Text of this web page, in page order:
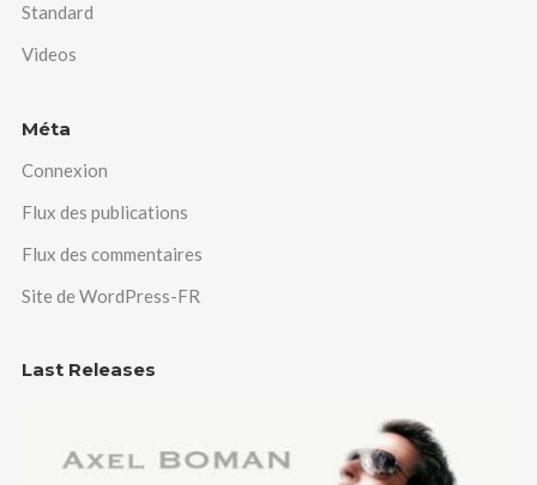
Standard
Videos
Méta
Connexion
Flux des publications
Flux des commentaires
Site de WordPress-FR
Last Releases